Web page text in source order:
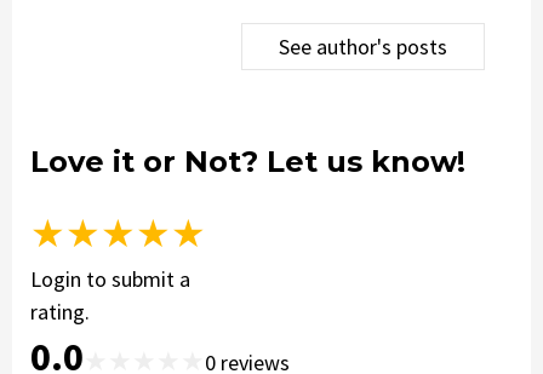
See author's posts
Love it or Not? Let us know!
★★★★★
Login to submit a
rating.
0.0 0 reviews